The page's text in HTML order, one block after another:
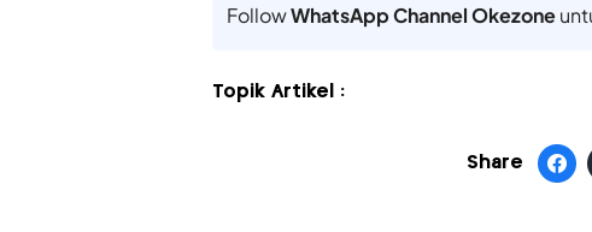
FollowWhatsApp Channel Okezone
Topik Artikel :
Share